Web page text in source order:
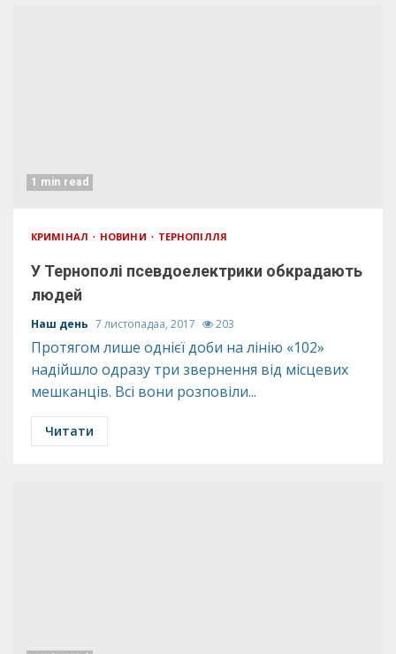
1 min read
КРИМІНАЛ НОВИНИ ТЕРНОПІЛЛЯ
У Тернополі псевдоелектрики обкрадають
людей
Наш день 7 листопадаа, 2017 203
Протягом лише однієї доби на лінію «102»
надійшло одразу три звернення від місцевих
мешканців. Всі вони розповіли...
Читати